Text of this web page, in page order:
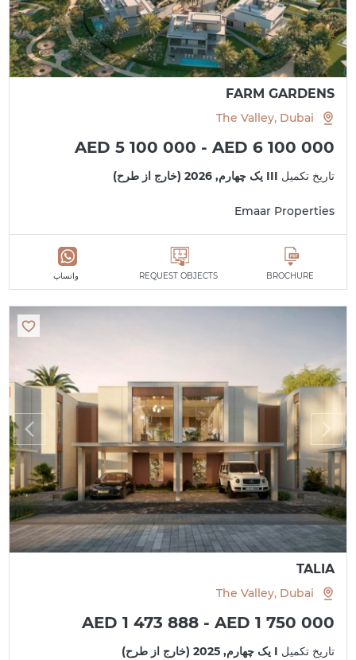
FARM GARDENS
The Valley, Dubai
AED 5 100 000 - AED 6 100 000
تاریخ تکمیل III یک چهارم, 2026 (خارج از طرح)
Emaar Properties
BROCHURE
REQUEST OBJECTS واتساپ
TALIA
The Valley, Dubai
AED 1 473 888 - AED 1 750 000
تاریخ تکمیل I یک چهارم, 2025 (خارج از طرح)